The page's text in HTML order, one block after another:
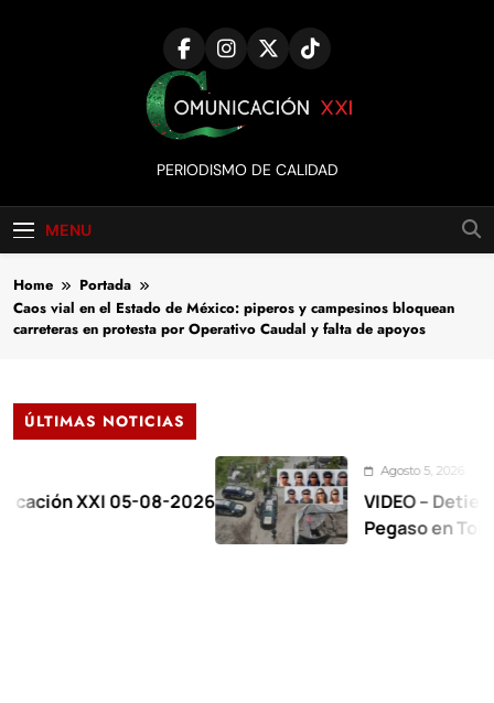
Comunicación
XXI
PERIODISMO DE CALIDAD
MENU
Home
Portada
Caos vial en el Estado de México: piperos y campesinos bloquean
carreteras en protesta por Operativo Caudal y falta de apoyos
ÚLTIMAS NOTICIAS
XXI 05-08-2026
Agosto 5, 2026
VIDEO – Detienen a 17
Pegaso en Toluca